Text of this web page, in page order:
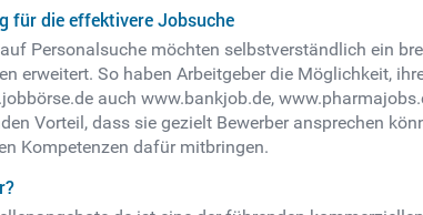
für die effektivere Jobsuche
Personalsuche möchten selbstverständlich ein
erweitert. So haben Arbeitgeber die Möglichkeit,
auch www.bankjob.de,
Vorteil, dass sie gezielt Bewerber ansprechen
Kompetenzen dafür mitbringen.